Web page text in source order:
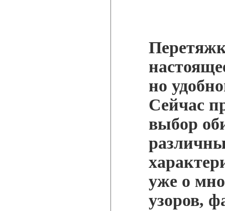
но
Сейчас
выбор
уже о
узоров,